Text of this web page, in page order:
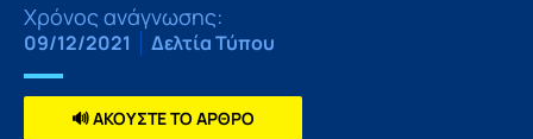
Χρόνος ανάγνωσης:
09/12/2021 Δελτία Τύπου
🔊 ΑΚΟΥΣΤΕ ΤΟ ΑΡΘΡΟ